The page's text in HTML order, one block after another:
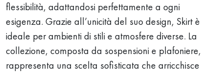
flessibilità, adattandosi perfettamente a ogni
esigenza. Grazie all’unicità del suo design, Skirt è
ideale per ambienti di stili e atmosfere diverse. La
collezione, composta da sospensioni e plafoniere,
rappresenta una scelta sofisticata che arricchisce